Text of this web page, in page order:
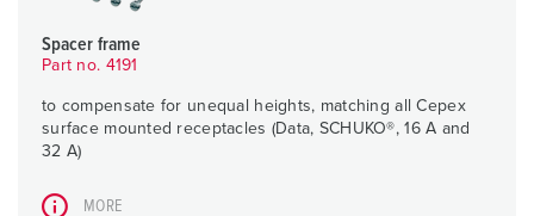
Spacer frame
Part no. 4191
to compensate for unequal heights, matching all Cepex
surface mounted receptacles (Data, SCHUKO®, 16 A and
32 A)
MORE